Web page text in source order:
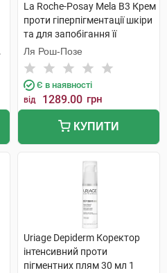
La Roche-Posay Mela B3 Крем
проти гіперпігментації шкіри
та для запобігання її
повторній появі SPF30 40 мл
1 туба
Ля Рош-Позе
Є в наявності
від 1289.00 грн
КУПИТИ
Uriage Depiderm Коректор
інтенсивний проти
пігментних плям 30 мл 1